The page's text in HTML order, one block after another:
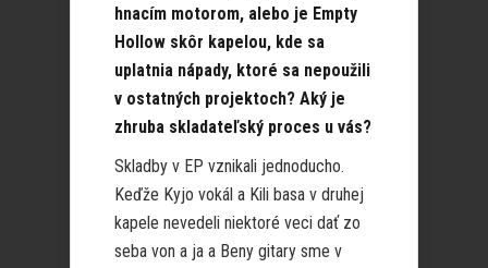
hnacím motorom, alebo je Empty
Hollow skôr kapelou, kde sa
uplatnia nápady, ktoré sa nepoužili
v ostatných projektoch? Aký je
zhruba skladateľský proces u vás?
Skladby v EP vznikali jednoducho.
Keďže Kyjo vokál a Kili basa v druhej
kapele nevedeli niektoré veci dať zo
seba von a ja a Beny gitary sme v